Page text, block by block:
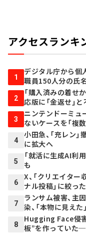
アクセスランキ
1
デジタル庁から
職員150人分の氏
2
「購入済みの着せ
応版に「金返せ」
3
ニンテンドーミュ
ないケースを「複
4
小田急、「充レン
に拡大へ
5
「就活に生成AI利
も
6
X、「クリエイタ
ナル投稿」に絞っ
7
ランサム被害、主
染、「本物に見えた
8
Hugging Face侵
板”を作ってい